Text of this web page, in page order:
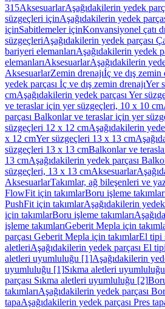
315AksesuarlarAşağıdakilerin yedek
süzgeçleri içinAşağıdakilerin yedek
içinSabitlemeler içinKonvansiyonel çatı
süzgeçleriAşağıdakilerin yedek parçası
bariyeri elemanlarıAşağıdakilerin yedek
elemanlarıAksesuarlarAşağıdakilerin
AksesuarlarZemin drenajıİç ve dış zemin
yedek parçası İç ve dış zemin drenajıYer
cmAşağıdakilerin yedek parçası Yer
ve teraslar için yer süzgeçleri, 10 x 10 cm
parçası Balkonlar ve teraslar için yer
süzgeçleri 12 x 12 cmAşağıdakilerin
x 12 cmYer süzgeçleri 13 x 13 cm
süzgeçleri 13 x 13 cmBalkonlar ve
13 cmAşağıdakilerin yedek parçası
süzgeçleri, 13 x 13 cmAksesuarlar
AksesuarlarTakımlar, ağ bileşenleri ve
FlowFit için takımlarBoru işleme
PushFit için takımlarAşağıdakilerin
için takımlarBoru işleme takımları
işleme takımlarıGeberit Mepla için
parçası Geberit Mepla için takımlarEl tipi
aletleriAşağıdakilerin yedek parçası El
aletleri uyumluluğu [1]Aşağıdakilerin
uyumluluğu [1]Sıkma aletleri
parçası Sıkma aletleri uyumluluğu [2]
takımlarıAşağıdakilerin yedek parçası
tapaAşağıdakilerin yedek parçası Pres